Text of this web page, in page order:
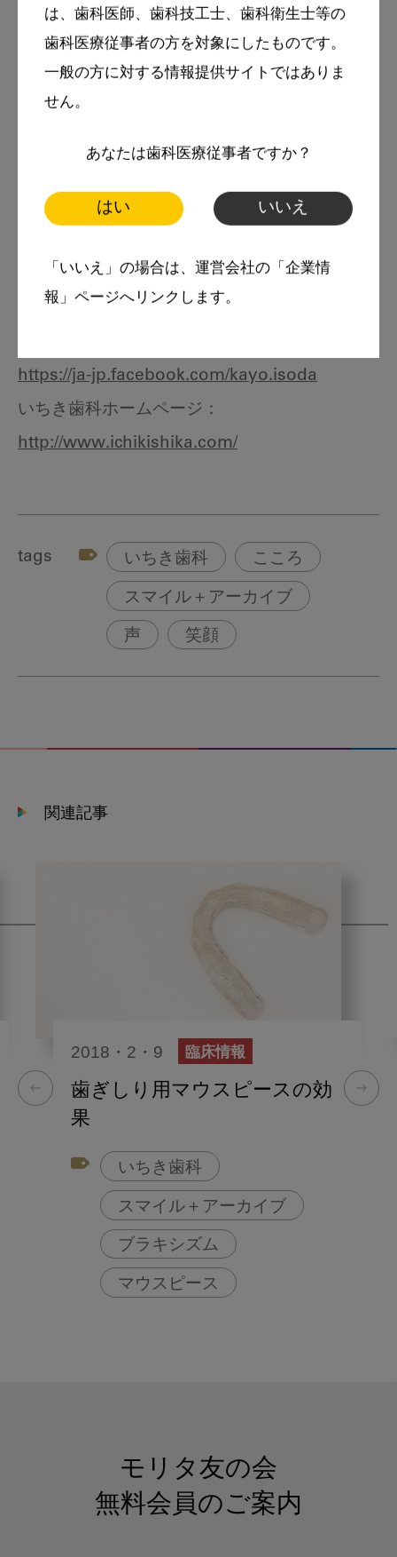
は、歯科医師、歯科技工士、歯科衛生士等の
歯科医療従事者の方を対象にしたものです。
一般の方に対する情報提供サイトではありま
せん。
あなたは歯科医療従事者ですか？
はい いいえ
「いいえ」の場合は、運営会社の「企業情
報」ページへリンクします。
聴き方、受け取り能力を磨いて心をデザインす
る「志事観・こころの在り方」を伝え続ける。
こころの在り方と融合させた「言い方ひとつで
医院は変わる」セミナーも開催中
さいませ：
クリニカルコーディネーター ISODA'S BLOG：
https://ameblo.jp/happy1kayo/
https://ja-jp.facebook.com/kayo.isoda
いちき歯科ホームページ：
http://www.ichikishika.com/
tags いちき歯科 こころ
スマイル＋アーカイブ
声 笑顔
関連記事
2018・2・9 臨床情報
歯ぎしり用マウスピースの効
果
いちき歯科
スマイル＋アーカイブ
ブラキシズム
マウスピース
モリタ友の会
無料会員のご案内